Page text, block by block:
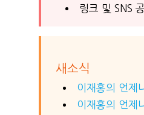
링크 및 SNS
새소식
이재홍의 언제
이재홍의 언제